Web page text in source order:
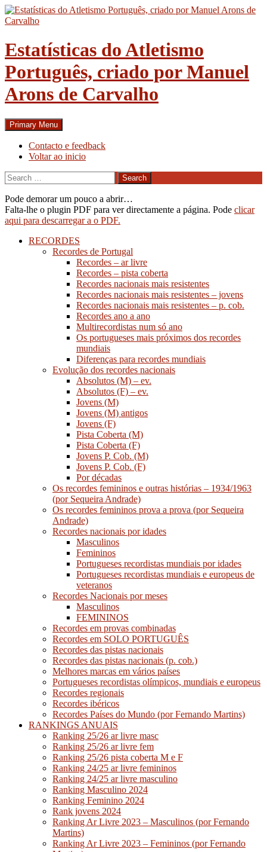
Skip
to
Estatísticas do Atletismo
Português, criado por Manuel
Arons de Carvalho
Search
Primary Menu
Contacto e feedback
Voltar ao inicio
Search
for:
Pode demorar um pouco a abrir…
Falta-lhe o plugin PDF para ver directamente a página. Pode clicar
aqui para descarregar a o PDF.
RECORDES
Recordes de Portugal
Recordes – ar livre
Recordes – pista coberta
Recordes nacionais mais resistentes
Recordes nacionais mais resistentes – jovens
Recordes nacionais mais resistentes – p. cob.
Recordes ano a ano
Multirecordistas num só ano
Os portugueses mais próximos dos recordes
mundiais
Diferenças para recordes mundiais
Evolução dos recordes nacionais
Absolutos (M) – ev.
Absolutos (F) – ev.
Jovens (M)
Jovens (M) antigos
Jovens (F)
Pista Coberta (M)
Pista Coberta (F)
Jovens P. Cob. (M)
Jovens P. Cob. (F)
Por décadas
Os recordes femininos e outras histórias – 1934/1963
(por Sequeira Andrade)
Os recordes femininos prova a prova (por Sequeira
Andrade)
Recordes nacionais por idades
Masculinos
Femininos
Portugueses recordistas mundiais por idades
Portugueses recordistas mundiais e europeus de
veteranos
Recordes Nacionais por meses
Masculinos
FEMININOS
Recordes em provas combinadas
Recordes em SOLO PORTUGUÊS
Recordes das pistas nacionais
Recordes das pistas nacionais (p. cob.)
Melhores marcas em vários países
Portugueses recordistas olímpicos, mundiais e europeus
Recordes regionais
Recordes ibéricos
Recordes Países do Mundo (por Fernando Martins)
RANKINGS ANUAIS
Ranking 25/26 ar livre masc
Ranking 25/26 ar livre fem
Ranking 25/26 pista coberta M e F
Ranking 24/25 ar livre femininos
Ranking 24/25 ar livre masculino
Ranking Masculino 2024
Ranking Feminino 2024
Rank jovens 2024
Ranking Ar Livre 2023 – Masculinos (por Fernando
Martins)
Ranking Ar Livre 2023 – Femininos (por Fernando